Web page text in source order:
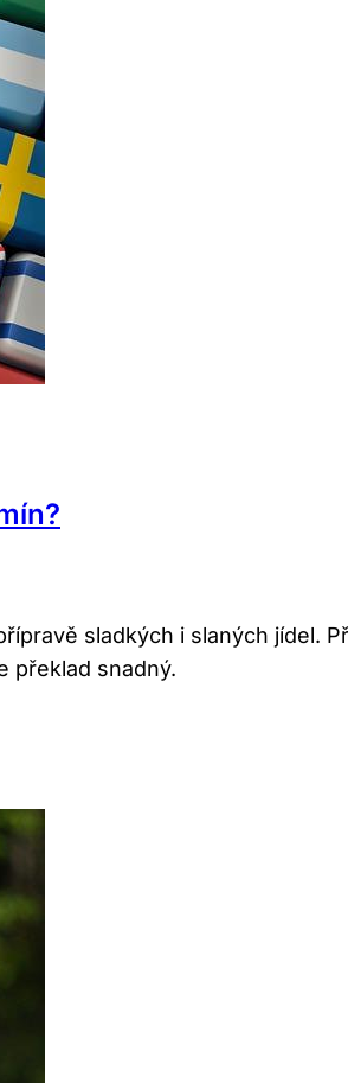
sladkých i slaných jídel.
překlad snadný.